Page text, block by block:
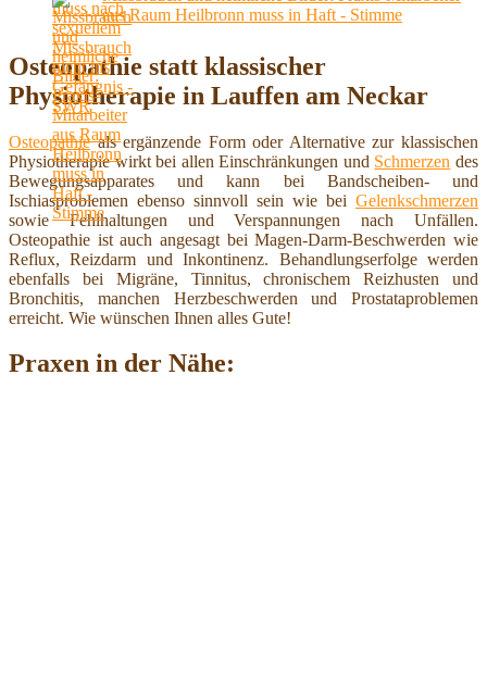
aus Raum Heilbronn muss in Haft - Stimme
Osteopathie statt klassischer
Physiotherapie in Lauffen am Neckar
Osteopathieals ergänzende Form oder Alternative zur klassischen
Physiotherapie wirkt bei allen Einschränkungen und Schmerzen des
Bewegungsapparates und kann bei Bandscheiben- und
Ischiasproblemen ebenso sinnvoll sein wie bei Gelenkschmerzen
sowie Fehlhaltungen und Verspannungen nach Unfällen.
Osteopathie ist auch angesagt bei Magen-Darm-Beschwerden wie
Reflux, Reizdarm und Inkontinenz. Behandlungserfolge werden
ebenfalls bei Migräne, Tinnitus, chronischem Reizhusten und
Bronchitis, manchen Herzbeschwerden und Prostataproblemen
erreicht. Wie wünschen Ihnen alles Gute!
Praxen in der Nähe: